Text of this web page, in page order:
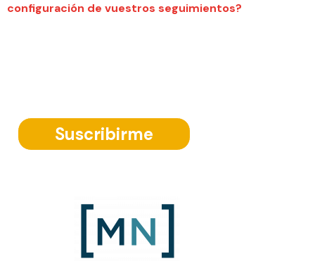
configuración de vuestros seguimientos?
Suscribirme